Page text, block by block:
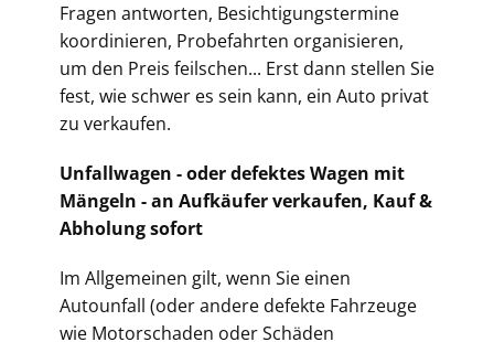
Fragen antworten, Besichtigungstermine
koordinieren, Probefahrten organisieren,
um den Preis feilschen... Erst dann stellen Sie
fest, wie schwer es sein kann, ein Auto privat
zu verkaufen.
Unfallwagen - oder defektes Wagen mit
Mängeln - an Aufkäufer verkaufen, Kauf &
Abholung sofort
Im Allgemeinen gilt, wenn Sie einen
Autounfall (oder andere defekte Fahrzeuge
wie Motorschaden oder Schäden